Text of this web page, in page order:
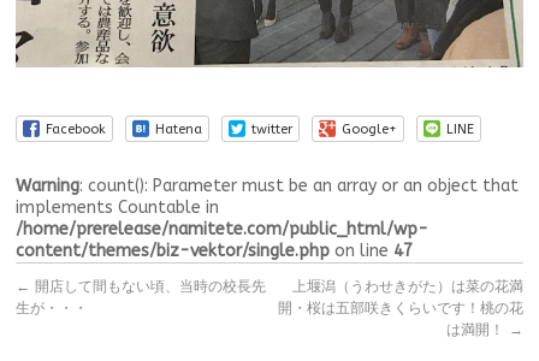
Facebook Hatena twitter Google+ LINE
Warning: count(): Parameter must be an array or an object that
implements Countable in
/home/prerelease/namitete.com/public_html/wp-
content/themes/biz-vektor/single.php on line 47
← 開店して間もない頃、当時の校長先
生が・・・
上堰潟（うわせきがた）は菜の花満
開・桜は五部咲きくらいです！桃の花
は満開！
→